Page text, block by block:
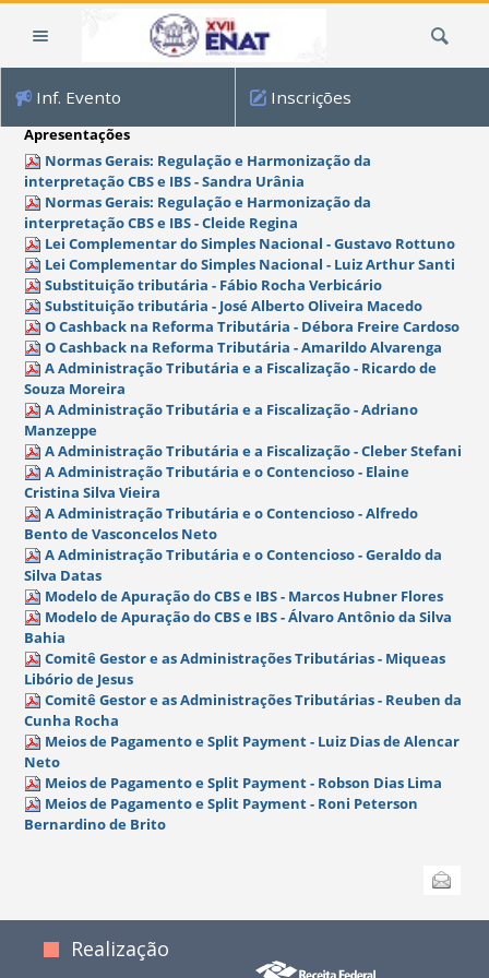
Inf. Evento Inscrições
Apresentações
Normas Gerais: Regulação e Harmonização da
interpretação CBS e IBS - Sandra Urânia
Normas Gerais: Regulação e Harmonização da
interpretação CBS e IBS - Cleide Regina
Lei Complementar do Simples Nacional - Gustavo Rottuno
Lei Complementar do Simples Nacional - Luiz Arthur Santi
Substituição tributária - Fábio Rocha Verbicário
Substituição tributária - José Alberto Oliveira Macedo
O Cashback na Reforma Tributária - Débora Freire Cardoso
O Cashback na Reforma Tributária - Amarildo Alvarenga
A Administração Tributária e a Fiscalização - Ricardo de
Souza Moreira
A Administração Tributária e a Fiscalização - Adriano
Manzeppe
A Administração Tributária e a Fiscalização - Cleber Stefani
A Administração Tributária e o Contencioso - Elaine
Cristina Silva Vieira
A Administração Tributária e o Contencioso - Alfredo
Bento de Vasconcelos Neto
A Administração Tributária e o Contencioso - Geraldo da
Silva Datas
Modelo de Apuração do CBS e IBS - Marcos Hubner Flores
Modelo de Apuração do CBS e IBS - Álvaro Antônio da Silva
Bahia
Comitê Gestor e as Administrações Tributárias - Miqueas
Libório de Jesus
Comitê Gestor e as Administrações Tributárias - Reuben da
Cunha Rocha
Meios de Pagamento e Split Payment - Luiz Dias de Alencar
Neto
Meios de Pagamento e Split Payment - Robson Dias Lima
Meios de Pagamento e Split Payment - Roni Peterson
Bernardino de Brito
Realização